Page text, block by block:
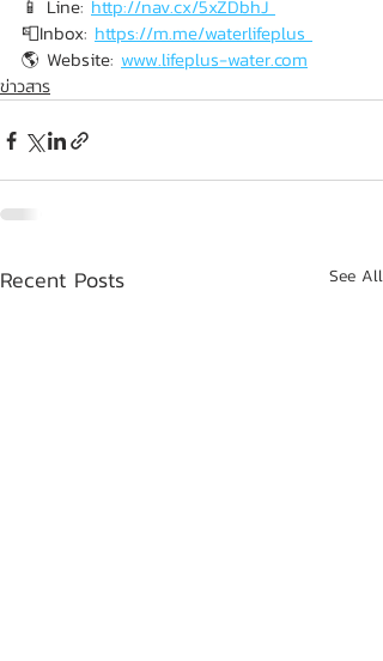
📱 Line: http://nav.cx/5xZDbhJ
📮Inbox: https://m.me/waterlifeplus
🌎 Website: www.lifeplus-water.com
ข่าวสาร
Recent Posts See All